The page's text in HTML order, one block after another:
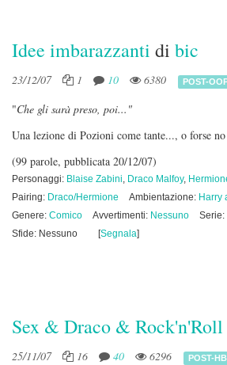
Idee imbarazzanti di bic
23/12/07 1 10 6380 POST-
"Che gli sarà preso, poi..."
Una lezione di Pozioni come tante..., o forse no
(99 parole, pubblicata 20/12/07)
Personaggi: Blaise Zabini, Draco Malfoy,
Pairing: Draco/Hermione Ambientazione: Harry
Genere: Comico Avvertimenti: Nessuno
Serie:
Sfide: Nessuno
[Segnala]
Sex & Draco & Rock'n'Roll
25/11/07 16 40 6296 POST-